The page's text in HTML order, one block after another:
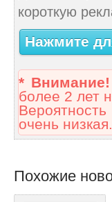
короткую
Нажмите
* Внимание!
более 2 лет
очень низкая.
Похожие